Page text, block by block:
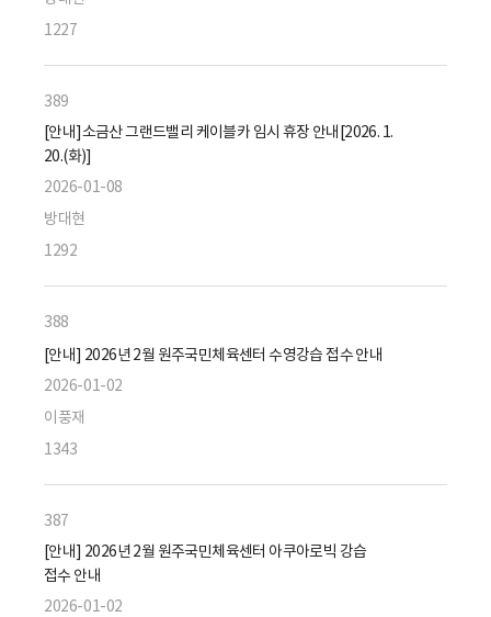
1227
389
[안내]소금산 그랜드밸리 케이블카 임시 휴장 안내[2026. 1.
20.(화)]
2026-01-08
방대현
1292
388
[안내] 2026년 2월 원주국민체육센터 수영강습 접수 안내
2026-01-02
이풍재
1343
387
[안내] 2026년 2월 원주국민체육센터 아쿠아로빅 강습
접수 안내
2026-01-02